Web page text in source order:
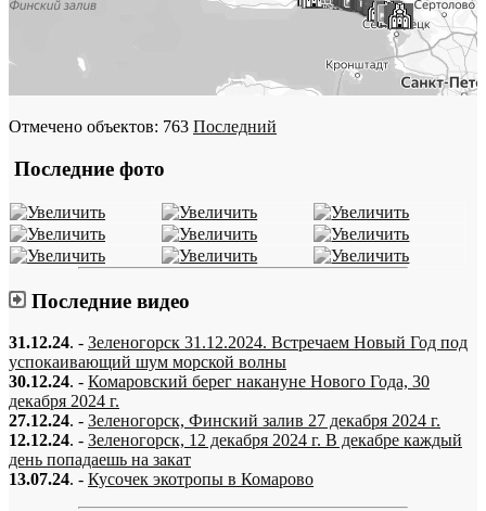
Отмечено объектов: 763 Последний
Последние фото
Последние видео
31.12.24. - Зеленогорск 31.12.2024. Встречаем Новый Год под
успокаивающий шум морской волны
30.12.24. - Комаровский берег накануне Нового Года, 30
декабря 2024 г.
27.12.24. - Зеленогорск, Финский залив 27 декабря 2024 г.
12.12.24. - Зеленогорск, 12 декабря 2024 г. В декабре каждый
день попадаешь на закат
13.07.24. - Кусочек экотропы в Комарово